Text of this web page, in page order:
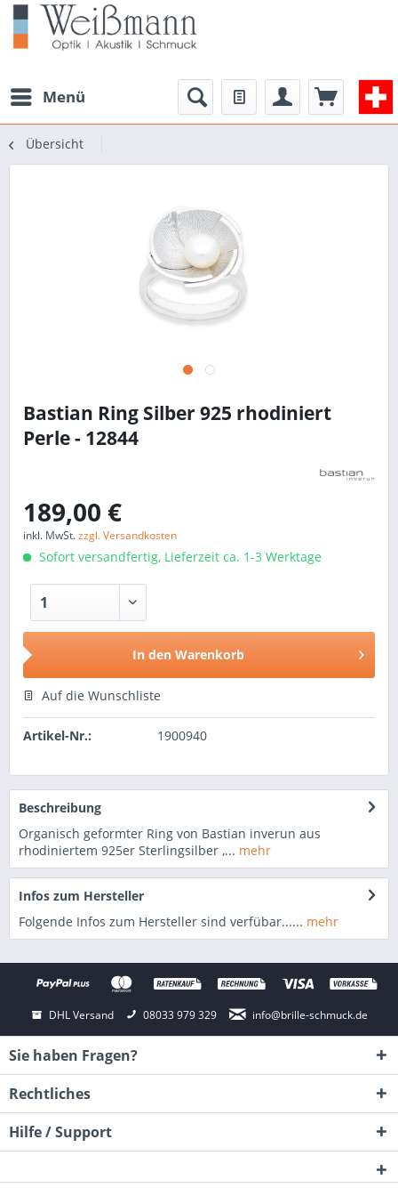
Menü
Übersicht
Bastian Ring Silber 925 rhodiniert
Perle - 12844
189,00 €
inkl. MwSt.zzgl. Versandkosten
Sofort versandfertig, Lieferzeit ca. 1-3 Werktage
In den Warenkorb
Auf die Wunschliste
Artikel-Nr.: 1900940
Beschreibung
Organisch geformter Ring von Bastian inverun aus
rhodiniertem 925er Sterlingsilber ,... mehr
Infos zum Hersteller
Folgende Infos zum Hersteller sind verfübar...... mehr
DHL Versand 08033 979 329 info@brille-schmuck.de
Sie haben Fragen?
Rechtliches
Hilfe / Support